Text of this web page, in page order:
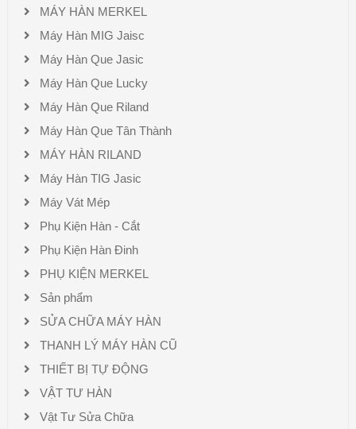
MÁY HÀN MERKEL
Máy Hàn MIG Jaisc
Máy Hàn Que Jasic
Máy Hàn Que Lucky
Máy Hàn Que Riland
Máy Hàn Que Tân Thành
MÁY HÀN RILAND
Máy Hàn TIG Jasic
Máy Vát Mép
Phụ Kiện Hàn - Cắt
Phụ Kiện Hàn Đinh
PHỤ KIỆN MERKEL
Sản phẩm
SỬA CHỮA MÁY HÀN
THANH LÝ MÁY HÀN CŨ
THIẾT BỊ TỰ ĐỘNG
VẬT TƯ HÀN
Vật Tư Sửa Chữa